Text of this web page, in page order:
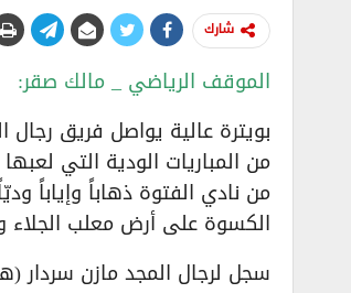
شارك
الموقف الرياضي _ مالك صقر:
بويترة عالية يواصل فريق رجال
من المباريات الودية التي
من نادي الفتوة ذهاباً وإياباً
الكسوة على أرض معلب الجلاء
سجل لرجال المجد مازن